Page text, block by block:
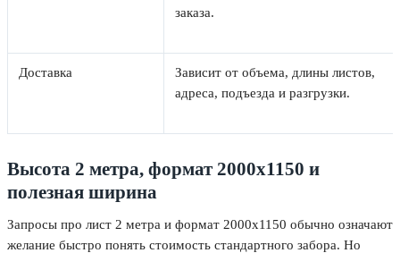
заказа.
Доставка
Зависит от объема, длины листов,
адреса, подъезда и разгрузки.
Высота 2 метра, формат 2000х1150 и
полезная ширина
Запросы про лист 2 метра и формат 2000х1150 обычно означают
желание быстро понять стоимость стандартного забора. Но